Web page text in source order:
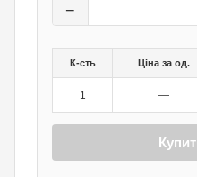
−
К-сть Ціна за од.
1 —